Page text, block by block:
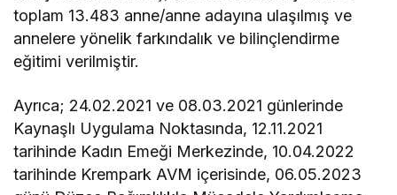
toplam 13.483 anne/anne adayına ulaşılmış ve
annelere yönelik farkındalık ve bilinçlendirme
eğitimi verilmiştir.
Ayrıca; 24.02.2021 ve 08.03.2021 günlerinde
Kaynaşlı Uygulama Noktasında, 12.11.2021
tarihinde Kadın Emeği Merkezinde, 10.04.2022
tarihinde Krempark AVM içerisinde, 06.05.2023